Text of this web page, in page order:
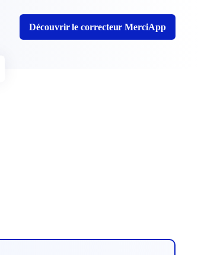
Découvrir le correcteur MerciApp